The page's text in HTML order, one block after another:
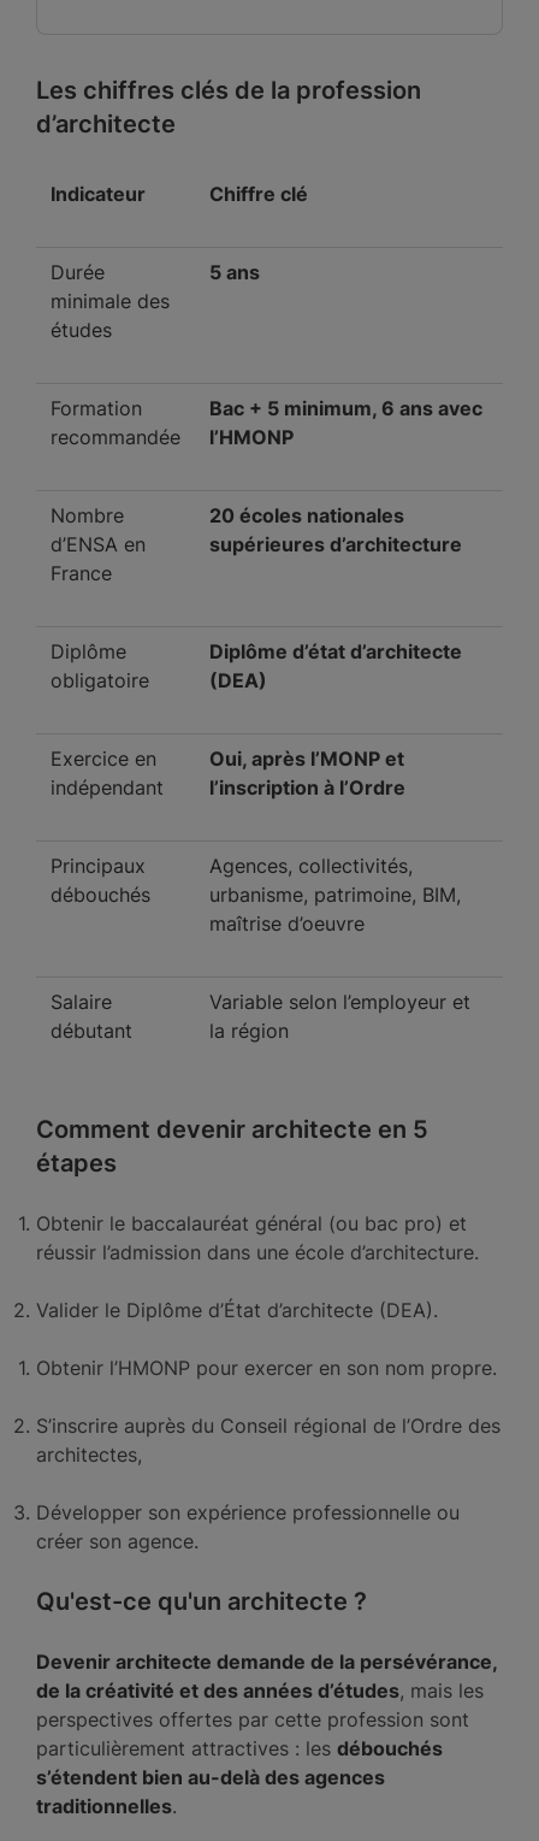
Les chiffres clés de la profession
d’architecte
Indicateur Chiffre clé
Durée
minimale des
études
5 ans
Formation
recommandée
Bac + 5 minimum, 6 ans avec
l’HMONP
Nombre
d’ENSA en
France
20 écoles nationales
supérieures d’architecture
Diplôme
obligatoire
Diplôme d’état d’architecte
(DEA)
Exercice en
indépendant
Oui, après l’MONP et
l’inscription à l’Ordre
Principaux
débouchés
Agences, collectivités,
urbanisme, patrimoine, BIM,
maîtrise d’oeuvre
Salaire
débutant
Variable selon l’employeur et
la région
Comment devenir architecte en 5
étapes
Obtenir le baccalauréat général (ou bac pro) et
réussir l’admission dans une école d’architecture.
Valider le Diplôme d’État d’architecte (DEA).
Obtenir l’HMONP pour exercer en son nom propre.
S’inscrire auprès du Conseil régional de l’Ordre des
architectes,
Développer son expérience professionnelle ou
créer son agence.
Qu'est-ce qu'un architecte ?
Devenir architecte demande de la persévérance,
de la créativité et des années d’études, mais les
perspectives offertes par cette profession sont
particulièrement attractives : les débouchés
s’étendent bien au-delà des agences
traditionnelles.